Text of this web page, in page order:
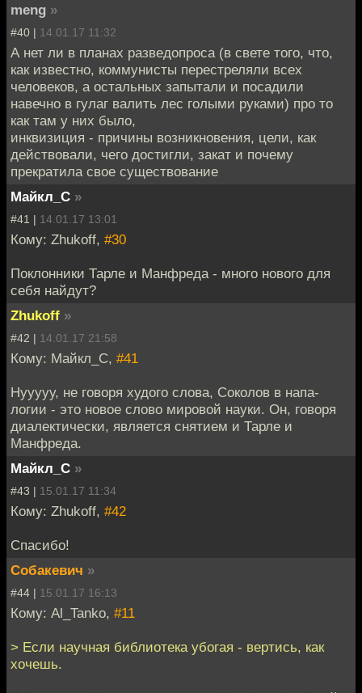
meng »
#40 | 14.01.17 11:32
А нет ли в планах разведопроса (в свете того, что,
как известно, коммунисты перестреляли всех
человеков, а остальных запытали и посадили
навечно в гулаг валить лес голыми руками) про то
как там у них было,
инквизиция - причины возникновения, цели, как
действовали, чего достигли, закат и почему
прекратила свое существование
Майкл_С »
#41 | 14.01.17 13:01
Кому: Zhukoff, #30
Поклонники Тарле и Манфреда - много нового для
себя найдут?
Zhukoff »
#42 | 14.01.17 21:58
Кому: Майкл_С, #41
Нууууу, не говоря худого слова, Соколов в напа-
логии - это новое слово мировой науки. Он, говоря
диалектически, является снятием и Тарле и
Манфреда.
Майкл_С »
#43 | 15.01.17 11:34
Кому: Zhukoff, #42
Спасибо!
Собакевич »
#44 | 15.01.17 16:13
Кому: Al_Tanko, #11
> Если научная библиотека убогая - вертись, как
хочешь.